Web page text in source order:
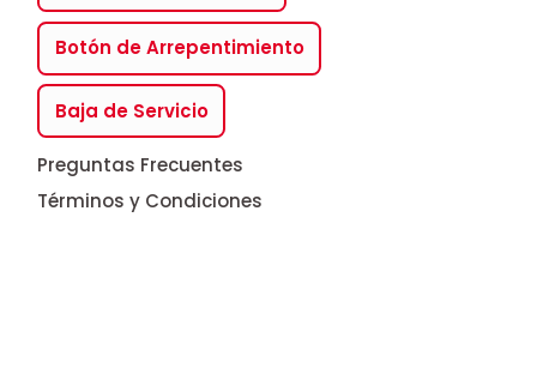
Botón de Arrepentimiento
Baja de Servicio
Preguntas Frecuentes
Términos y Condiciones